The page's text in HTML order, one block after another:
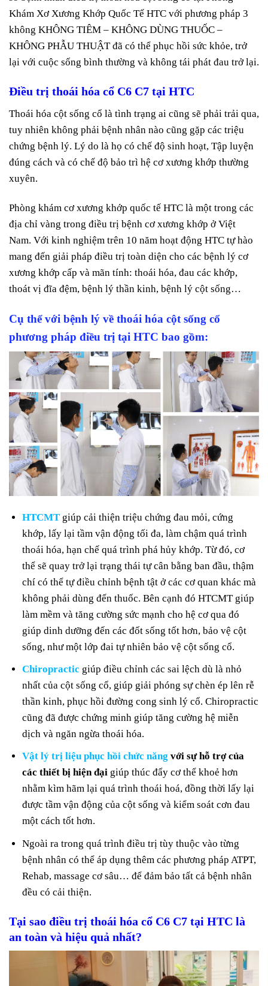
Khám Xơ Xương Khớp Quốc Tế HTC với phương pháp 3
không KHÔNG TIÊM – KHÔNG DÙNG THUỐC –
KHÔNG PHẪU THUẬT đã có thể phục hồi sức khỏe, trở
lại với cuộc sống bình thường và không tái phát đau trở lại.
Điều trị thoái hóa cổ C6 C7 tại HTC
Thoái hóa cột sống cổ là tình trạng ai cũng sẽ phải trải qua,
tuy nhiên không phải bệnh nhân nào cũng gặp các triệu
chứng bệnh lý. Lý do là họ có chế độ sinh hoạt, Tập luyện
đúng cách và có chế độ bảo trì hệ cơ xương khớp thường
xuyên.
Phòng khám cơ xương khớp quốc tế HTC là một trong các
địa chỉ vàng trong điều trị bệnh cơ xương khớp ở Việt
Nam. Với kinh nghiệm trên 10 năm hoạt động HTC tự hào
mang đến giải pháp điều trị toàn diện cho các bệnh lý cơ
xương khớp cấp và mãn tính: thoái hóa, đau các khớp,
thoát vị đĩa đệm, bệnh lý thần kinh, bệnh lý cột sống…
Cụ thể với bệnh lý về thoái hóa cột sống cổ
phương pháp điều trị tại HTC bao gồm:
HTCMT giúp cải thiện triệu chứng đau mỏi, cứng
khớp, lấy lại tầm vận động tối đa, làm chậm quá trình
thoái hóa, hạn chế quá trình phá hủy khớp. Từ đó, cơ
thể sẽ quay trở lại trạng thái tự cân bằng ban đầu, thậm
chí có thể tự điều chỉnh bệnh tật ở các cơ quan khác mà
không phải dùng đến thuốc. Bên cạnh đó HTCMT giúp
làm mềm và tăng cường sức mạnh cho hệ cơ qua đó
giúp dinh dưỡng đến các đốt sống tốt hơn, bảo vệ cột
sống, như một lớp đai tự nhiên bảo vệ cột sống cổ.
Chiropractic giúp điều chỉnh các sai lệch dù là nhỏ
nhất của cột sống cổ, giúp giải phóng sự chèn ép lên rễ
thần kinh, phục hồi đường cong sinh lý cổ. Chiropractic
cũng đã được chứng minh giúp tăng cường hệ miễn
dịch và ngăn ngừa thoái hóa.
Vật lý trị liệu phục hồi chức năng với sự hỗ trợ của
các thiết bị hiện đại giúp thúc đẩy cơ thể khoẻ hơn
nhằm kìm hãm lại quá trình thoái hoá, đồng thời lấy lại
được tầm vận động của cột sống và kiểm soát cơn đau
một cách tốt hơn.
Ngoài ra trong quá trình điều trị tùy thuộc vào từng
bệnh nhân có thể áp dụng thêm các phương pháp ATPT,
Rehab, massage cơ sâu… để đảm bảo tất cả bệnh nhân
đều có cải thiện.
Tại sao điều trị thoái hóa cổ C6 C7 tại HTC là
an toàn và hiệu quả nhất?